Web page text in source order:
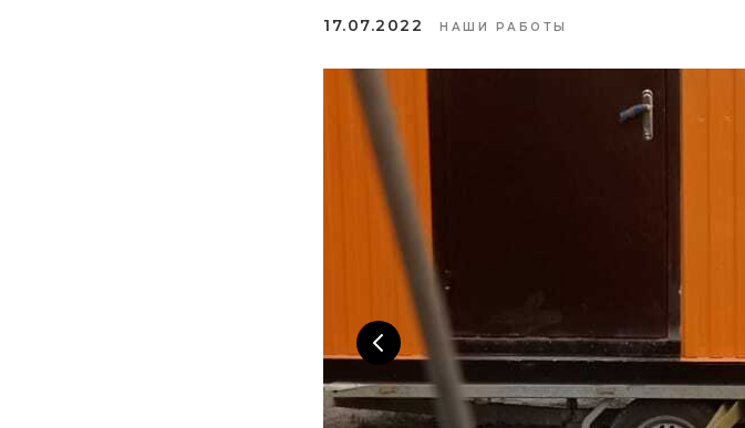
17.07.2022 НАШИ РАБОТЫ